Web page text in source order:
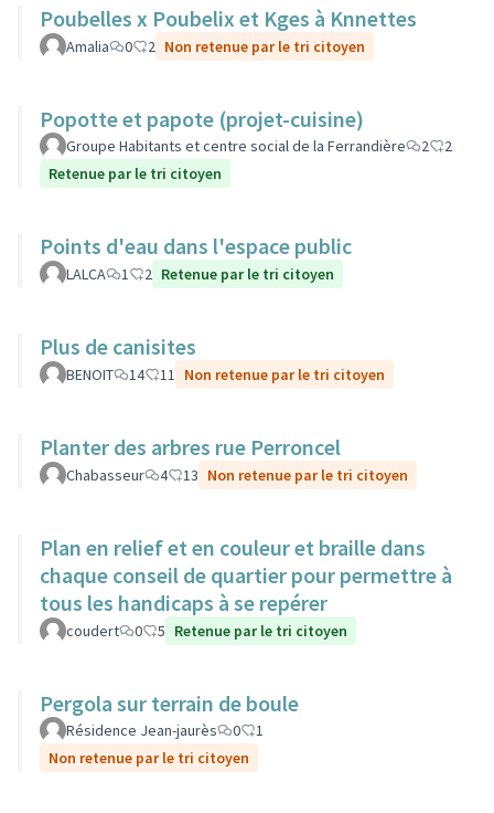
Poubelles x Poubelix et Kges à Knnettes
Amalia 0 2 Non retenue par le tri citoyen
Popotte et papote (projet-cuisine)
Groupe Habitants et centre social de la Ferrandière 2
2
Retenue par le tri citoyen
Points d'eau dans l'espace public
LALCA 1 2 Retenue par le tri citoyen
Plus de canisites
BENOIT 14 11 Non retenue par le tri citoyen
Planter des arbres rue Perroncel
Chabasseur 4 13 Non retenue par le tri citoyen
Plan en relief et en couleur et braille dans
chaque conseil de quartier pour permettre à
tous les handicaps à se repérer
coudert 0 5 Retenue par le tri citoyen
Pergola sur terrain de boule
Résidence Jean-jaurès 0
1
Non retenue par le tri citoyen